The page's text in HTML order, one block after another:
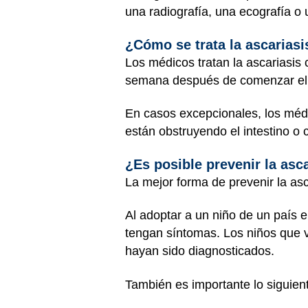
una radiografía, una ecografía o
¿Cómo se trata la
Los médicos tratan la
semana después de comenzar
En casos excepcionales, los
están obstruyendo el intestino o
¿Es posible prevenir la
La mejor forma de prevenir la
Al adoptar a un niño de un país
tengan síntomas. Los niños que
hayan sido diagnosticados.
También es importante lo